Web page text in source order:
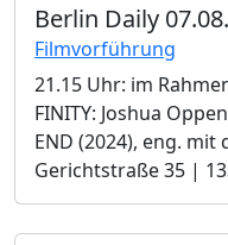
Berlin Daily
Filmvorführung
21.15 Uhr: im
FINITY: Joshua
END (2024), eng.
Gerichtstraße 35 |